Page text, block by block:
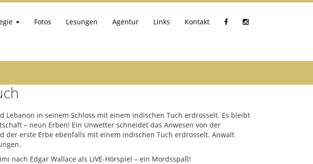
Fotos Lesungen Agentur Links Kontakt
Lebanon in seinem Schloss mit einem indischen Tuch erdrosselt. Es bleibt
– neun Erben! Ein Unwetter schneidet das Anwesen von der
der erste Erbe ebenfalls mit einem indischen Tuch erdrosselt. Anwalt
nach Edgar Wallace als LIVE-Hörspiel – ein Mordsspaß!